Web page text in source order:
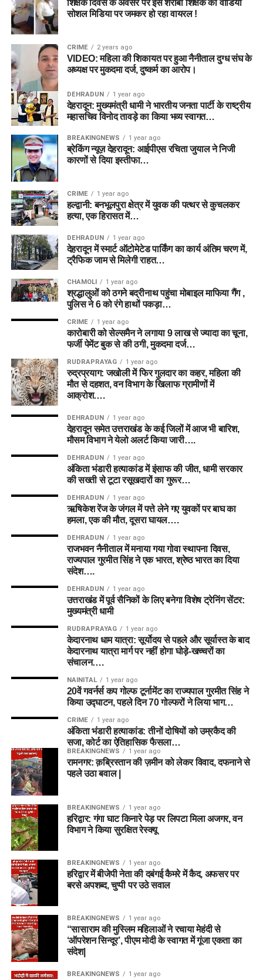
शिक्षक दिवस के अवसर पर इस शराबी शिक्षक का वीडियो
सोशल मिडिया पर जमकर हो रहा वायरल !
CRIME 2 years ago
VIDEO: महिला की शिकायत पर हुआ नैनीताल दुग्ध संघ के
अध्यक्ष पर मुकदमा दर्ज, दुष्कर्म का आरोप।
DEHRADUN 1 year ago
देहरादून: मुख्यमंत्री धामी ने भारतीय जनता पार्टी के राष्ट्रीय
महासचिव विनोद तावड़े का किया भव्य स्वागत…
BREAKINGNEWS 1 year ago
ब्रेकिंग न्यूज़ देहरादून: आईपीएस रचिता जुयाल ने निजी
कारणों से दिया इस्तीफा…
CRIME 1 year ago
हल्द्वानी: बनभूलपुरा क्षेत्र में युवक की पत्थर से कुचलकर
हत्या, एक हिरासत में…
DEHRADUN 1 year ago
देहरादून में स्मार्ट ऑटोमेटेड पार्किंग का कार्य अंतिम चरण में,
ट्रैफिक जाम से मिलेगी राहत…
CHAMOLI 1 year ago
श्रद्धालुओं को ठगने बद्रीनाथ पहुंचा मोबाइल माफिया गैंग ,
पुलिस ने 6 को रंगे हाथों पकड़ा…
CRIME 1 year ago
कारोबारी को सेल्समैन ने लगाया 9 लाख से ज्यादा का चूना,
फर्जी पेमेंट बुक से की ठगी, मुकदमा दर्ज…
RUDRAPRAYAG 1 year ago
रुद्रप्रयाग: जखोली में फिर गुलदार का कहर, महिला की
मौत से दहशत, वन विभाग के खिलाफ ग्रामीणों में
आक्रोश….
DEHRADUN 1 year ago
देहरादून समेत उत्तराखंड के कई जिलों में आज भी बारिश,
मौसम विभाग ने येलो अलर्ट किया जारी….
DEHRADUN 1 year ago
अंकिता भंडारी हत्याकांड में इंसाफ की जीत, धामी सरकार
की सख्ती से टूटा रसूखदारों का गुरूर…
DEHRADUN 1 year ago
ऋषिकेश रेंज के जंगल में पत्ते लेने गए युवकों पर बाघ का
हमला, एक की मौत, दूसरा घायल….
DEHRADUN 1 year ago
राजभवन नैनीताल में मनाया गया गोवा स्थापना दिवस,
राज्यपाल गुरमीत सिंह ने एक भारत, श्रेष्ठ भारत का दिया
संदेश….
DEHRADUN 1 year ago
उत्तराखंड में पूर्व सैनिकों के लिए बनेगा विशेष ट्रेनिंग सेंटर:
मुख्यमंत्री धामी
RUDRAPRAYAG 1 year ago
केदारनाथ धाम यात्रा: सूर्योदय से पहले और सूर्यास्त के बाद
केदारनाथ यात्रा मार्ग पर नहीं होगा घोड़े-खच्चरों का
संचालन….
NAINITAL 1 year ago
20वें गवर्नर्स कप गोल्फ टूर्नामेंट का राज्यपाल गुरमीत सिंह ने
किया उद्घाटन, पहले दिन 70 गोल्फरों ने लिया भाग…
CRIME 1 year ago
अंकिता भंडारी हत्याकांड: तीनों दोषियों को उम्रकैद की
सजा, कोर्ट का ऐतिहासिक फैसला…
BREAKINGNEWS 1 year ago
रामनगर: क़ब्रिस्तान की ज़मीन को लेकर विवाद, दफनाने से
पहले उठा बवाल |
BREAKINGNEWS 1 year ago
हरिद्वार: गंगा घाट किनारे पेड़ पर लिपटा मिला अजगर, वन
विभाग ने किया सुरक्षित रेस्क्यू
BREAKINGNEWS 1 year ago
हरिद्वार में बीजेपी नेता की दबंगई कैमरे में कैद, अफसर पर
बरसे अपशब्द, चुप्पी पर उठे सवाल
BREAKINGNEWS 1 year ago
“सासाराम की मुस्लिम महिलाओं ने रचाया मेहंदी से
‘ऑपरेशन सिन्दूर’, पीएम मोदी के स्वागत में गूंजा एकता का
संदेश|
BREAKINGNEWS 1 year ago